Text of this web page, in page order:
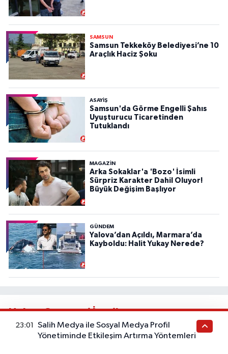
SAMSUN
Samsun Tekkeköy Belediyesi’ne 10
Araçlık Haciz Şoku
ASAYIŞ
Samsun'da Görme Engelli Şahıs
Uyuşturucu Ticaretinden
Tutuklandı
MAGAZİN
Arka Sokaklar'a 'Bozo' İsimli
Sürpriz Karakter Dahil Oluyor!
Büyük Değişim Başlıyor
GÜNDEM
Yalova’dan Açıldı, Marmara’da
Kayboldu: Halit Yukay Nerede?
Haber Gazetesi İçerik
Bu kategorideki yazılar sağlık tavsiyesi değildir. Sağlık
23:01
Salih Medya ile Sosyal Medya Profil
Yönetiminde Etkileşim Artırma Yöntemleri